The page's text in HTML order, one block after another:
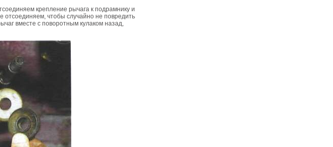
крепление рычага к подрамнику и
отсоединяем, чтобы случайно не повредить
вместе с поворотным кулаком назад,